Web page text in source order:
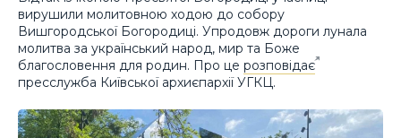
вирушили молитовною ходою до собору
Вишгородської Богородиці. Упродовж дороги лунала
молитва за український народ, мир та Боже
благословення для родин. Про це розповідає
пресслужба Київської архиєпархії УГКЦ.